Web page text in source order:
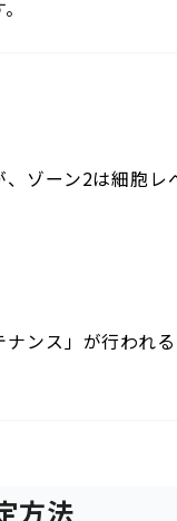
ゾーン2は細胞
ンス」が行われ
方法